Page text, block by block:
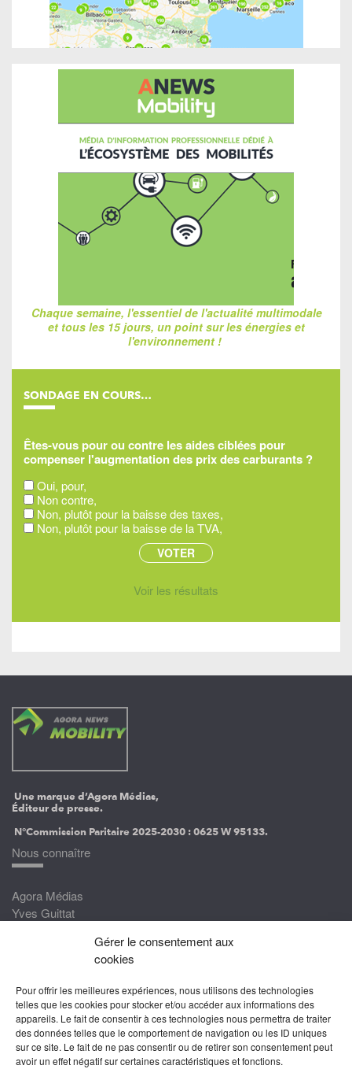
Gérer le consentement aux
cookies
Pour offrir les meilleures expériences, nous utilisons des technologies
telles que les cookies pour stocker et/ou accéder aux informations des
appareils. Le fait de consentir à ces technologies nous permettra de traiter
des données telles que le comportement de navigation ou les ID uniques
sur ce site. Le fait de ne pas consentir ou de retirer son consentement peut
avoir un effet négatif sur certaines caractéristiques et fonctions.
Chaque semaine, l'essentiel de l'actualité multimodale
et tous les 15 jours, un point sur les énergies et
l'environnement !
SONDAGE EN COURS…
Êtes-vous pour ou contre les aides ciblées pour
compenser l'augmentation des prix des carburants ?
Oui, pour,
Non contre,
Non, plutôt pour la baisse des taxes,
Non, plutôt pour la baisse de la TVA,
Voir les résultats
Une marque d’Agora Médias,
Éditeur de presse.
N°Commission Paritaire 2025-2030 :0625 W 95133.
Nous connaître
Agora Médias
Yves Guittat
Devenez correspondant
Rejoignez nos experts
Devenez Partenaire
Nous suivre